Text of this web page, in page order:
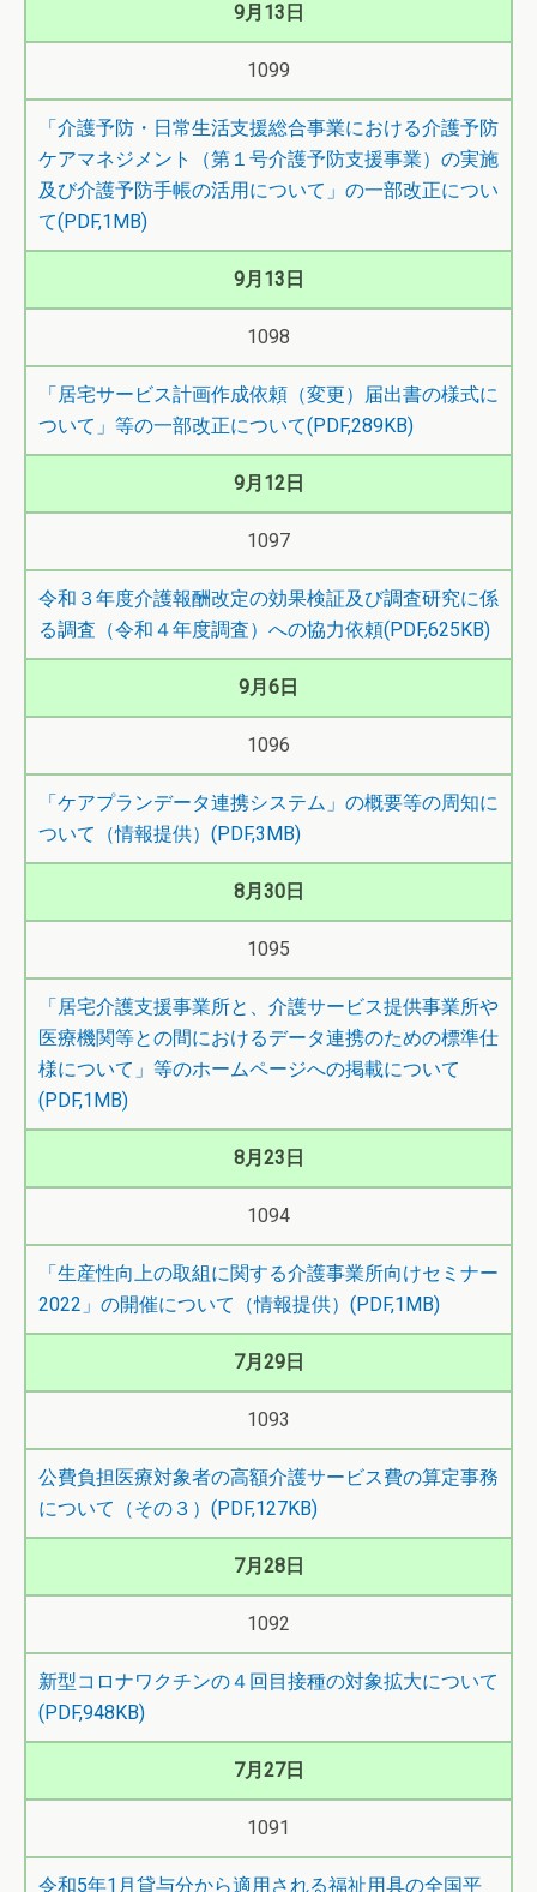
9月13日
1099
「介護予防・日常生活支援総合事業における介護予防
ケアマネジメント（第１号介護予防支援事業）の実施
及び介護予防手帳の活用について」の一部改正につい
て(PDF,1MB)
9月13日
1098
「居宅サービス計画作成依頼（変更）届出書の様式に
ついて」等の一部改正について(PDF,289KB)
9月12日
1097
令和３年度介護報酬改定の効果検証及び調査研究に係
る調査（令和４年度調査）への協力依頼(PDF,625KB)
9月6日
1096
「ケアプランデータ連携システム」の概要等の周知に
ついて（情報提供）(PDF,3MB)
8月30日
1095
「居宅介護支援事業所と、介護サービス提供事業所や
医療機関等との間におけるデータ連携のための標準仕
様について」等のホームページへの掲載について
(PDF,1MB)
8月23日
1094
「生産性向上の取組に関する介護事業所向けセミナー
2022」の開催について（情報提供）(PDF,1MB)
7月29日
1093
公費負担医療対象者の高額介護サービス費の算定事務
について（その３）(PDF,127KB)
7月28日
1092
新型コロナワクチンの４回目接種の対象拡大について
(PDF,948KB)
7月27日
1091
令和5年1月貸与分から適用される福祉用具の全国平